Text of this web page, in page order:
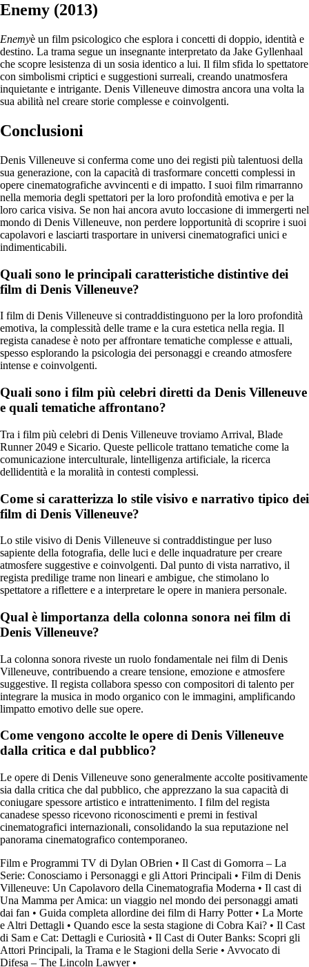
Enemy (2013)
Enemyè un film psicologico che esplora i concetti di doppio, identità e
destino. La trama segue un insegnante interpretato da Jake Gyllenhaal
che scopre lesistenza di un sosia identico a lui. Il film sfida lo spettatore
con simbolismi criptici e suggestioni surreali, creando unatmosfera
inquietante e intrigante. Denis Villeneuve dimostra ancora una volta la
sua abilità nel creare storie complesse e coinvolgenti.
Conclusioni
Denis Villeneuve si conferma come uno dei registi più talentuosi della
sua generazione, con la capacità di trasformare concetti complessi in
opere cinematografiche avvincenti e di impatto. I suoi film rimarranno
nella memoria degli spettatori per la loro profondità emotiva e per la
loro carica visiva. Se non hai ancora avuto loccasione di immergerti nel
mondo di Denis Villeneuve, non perdere lopportunità di scoprire i suoi
capolavori e lasciarti trasportare in universi cinematografici unici e
indimenticabili.
Quali sono le principali caratteristiche distintive dei
film di Denis Villeneuve?
I film di Denis Villeneuve si contraddistinguono per la loro profondità
emotiva, la complessità delle trame e la cura estetica nella regia. Il
regista canadese è noto per affrontare tematiche complesse e attuali,
spesso esplorando la psicologia dei personaggi e creando atmosfere
intense e coinvolgenti.
Quali sono i film più celebri diretti da Denis Villeneuve
e quali tematiche affrontano?
Tra i film più celebri di Denis Villeneuve troviamo Arrival, Blade
Runner 2049 e Sicario. Queste pellicole trattano tematiche come la
comunicazione interculturale, lintelligenza artificiale, la ricerca
dellidentità e la moralità in contesti complessi.
Come si caratterizza lo stile visivo e narrativo tipico dei
film di Denis Villeneuve?
Lo stile visivo di Denis Villeneuve si contraddistingue per luso
sapiente della fotografia, delle luci e delle inquadrature per creare
atmosfere suggestive e coinvolgenti. Dal punto di vista narrativo, il
regista predilige trame non lineari e ambigue, che stimolano lo
spettatore a riflettere e a interpretare le opere in maniera personale.
Qual è limportanza della colonna sonora nei film di
Denis Villeneuve?
La colonna sonora riveste un ruolo fondamentale nei film di Denis
Villeneuve, contribuendo a creare tensione, emozione e atmosfere
suggestive. Il regista collabora spesso con compositori di talento per
integrare la musica in modo organico con le immagini, amplificando
limpatto emotivo delle sue opere.
Come vengono accolte le opere di Denis Villeneuve
dalla critica e dal pubblico?
Le opere di Denis Villeneuve sono generalmente accolte positivamente
sia dalla critica che dal pubblico, che apprezzano la sua capacità di
coniugare spessore artistico e intrattenimento. I film del regista
canadese spesso ricevono riconoscimenti e premi in festival
cinematografici internazionali, consolidando la sua reputazione nel
panorama cinematografico contemporaneo.
Film e Programmi TV di Dylan OBrien • Il Cast di Gomorra – La
Serie: Conosciamo i Personaggi e gli Attori Principali • Film di Denis
Villeneuve: Un Capolavoro della Cinematografia Moderna • Il cast di
Una Mamma per Amica: un viaggio nel mondo dei personaggi amati
dai fan • Guida completa allordine dei film di Harry Potter• La Morte
e Altri Dettagli • Quando esce la sesta stagione di Cobra Kai? • Il Cast
di Sam e Cat: Dettagli e Curiosità • Il Cast di Outer Banks: Scopri gli
Attori Principali, la Trama e le Stagioni della Serie • Avvocato di
Difesa – The Lincoln Lawyer•